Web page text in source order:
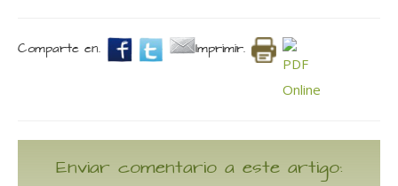
Comparte en. Imprimir.
Enviar comentario a este artigo: